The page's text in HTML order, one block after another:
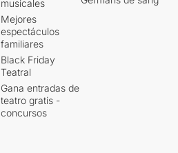
musicales
Mejores
espectáculos
familiares
Black Friday
Teatral
Gana entradas de
teatro gratis -
concursos